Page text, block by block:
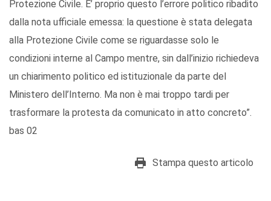
Protezione Civile. E’ proprio questo l’errore politico ribadito
dalla nota ufficiale emessa: la questione è stata delegata
alla Protezione Civile come se riguardasse solo le
condizioni interne al Campo mentre, sin dall’inizio richiedeva
un chiarimento politico ed istituzionale da parte del
Ministero dell’Interno. Ma non è mai troppo tardi per
trasformare la protesta da comunicato in atto concreto”.
bas 02
Stampa questo articolo